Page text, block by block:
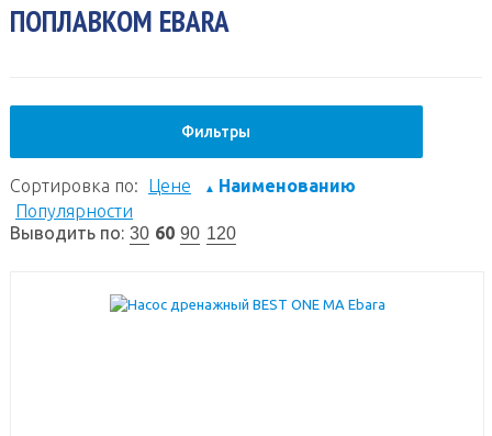
ПОПЛАВКОМ EBARA
Фильтры
Сортировка по: Цене ▲ Наименованию
Популярности
Выводить по: 30 60 90 120